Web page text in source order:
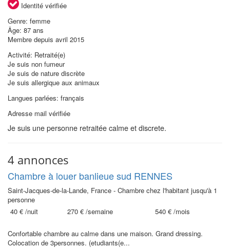
Identité vérifiée
Genre: femme
Âge: 87 ans
Membre depuis avril 2015
Activité: Retraité(e)
Je suis non fumeur
Je suis de nature discrète
Je suis allergique aux animaux
Langues parlées: français
Adresse mail vérifiée
Je suis une personne retraitée calme et discrete.
4 annonces
Chambre à louer banlieue sud RENNES
Saint-Jacques-de-la-Lande, France - Chambre chez l'habitant jusqu'à 1
personne
40 € /nuit 270 € /semaine 540 € /mois
Confortable chambre au calme dans une maison. Grand dressing.
Colocation de 3personnes. (etudiants(e...